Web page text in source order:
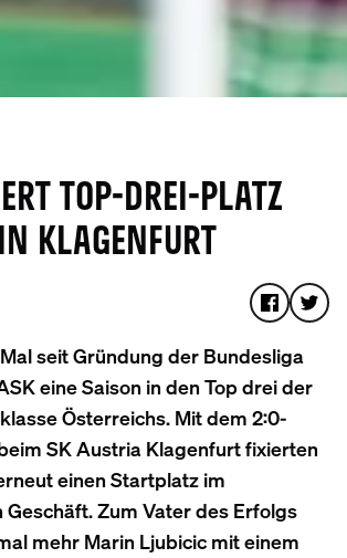
TOP-DREI-PLATZ
KLAGENFURT
seit Gründung der Bundesliga
eine Saison in den Top drei der
Österreichs. Mit dem 2:0-
SK Austria Klagenfurt fixierten
einen Startplatz im
Zum Vater des Erfolgs
mehr Marin Ljubicic mit einem